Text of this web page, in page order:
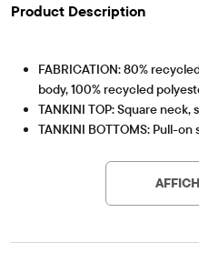
Product Description
FABRICATION: 80%
body, 100% recycled
TANKINI TOP: Square neck,
TANKINI BOTTOMS: Pull-
FEATURES: UPF 50+ sun